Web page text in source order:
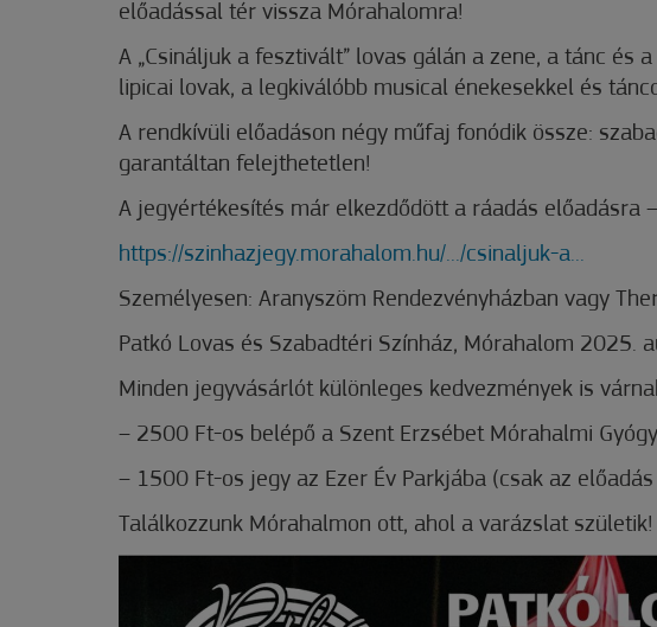
előadással tér vissza Mórahalomra!
A „Csináljuk a fesztivált” lovas gálán a zene, a tánc
lipicai lovak, a legkiválóbb musical énekesekkel és
A rendkívüli előadáson négy műfaj fonódik össze:
garantáltan felejthetetlen!
A jegyértékesítés már elkezdődött a ráadás előadásra
https://szinhazjegy.morahalom.hu/.../csinaljuk-a...
Személyesen: Aranyszöm Rendezvényházban vagy
Patkó Lovas és Szabadtéri Színház, Mórahalom 2025.
Minden jegyvásárlót különleges kedvezmények is
– 2500 Ft-os belépő a Szent Erzsébet Mórahalmi
– 1500 Ft-os jegy az Ezer Év Parkjába (csak az
Találkozzunk Mórahalmon ott, ahol a varázslat születik!